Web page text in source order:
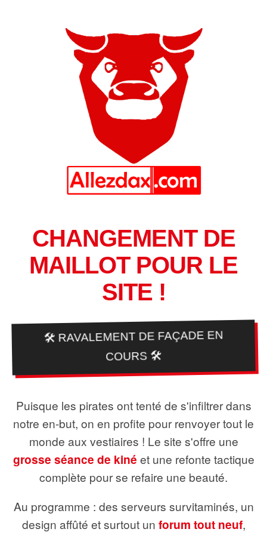
CHANGEMENT DE
MAILLOT POUR LE
SITE !
🛠️ RAVALEMENT DE FAÇADE EN
COURS 🛠️
Puisque les pirates ont tenté de s'infiltrer dans
notre en-but, on en profite pour renvoyer tout le
monde aux vestiaires ! Le site s'offre une
grosse séance de kiné et une refonte tactique
complète pour se refaire une beauté.
Au programme : des serveurs survitaminés, un
design affûté et surtout un forum tout neuf,